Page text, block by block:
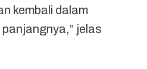
kembali dalam
jelas